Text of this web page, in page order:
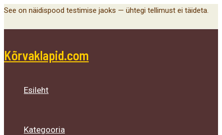
Skip
See on näidispood testimise jaoks — ühtegi tellimust ei täideta.
Kõrvaklapid.com
Esileht
Kategooria
Menu
Toggle
Menu
Toggle
Menu
Toggle
Main
Menu